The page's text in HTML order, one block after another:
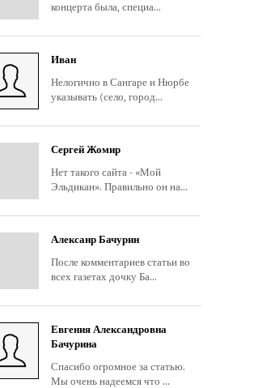
концерта была, специа...
Иван
Нелогично в Сангаре и Нюрбе
указывать (село, город...
Сергей Жомир
Нет такого сайта - «Мой
Эльдикан». Правильно он на...
Алексанр Бачурин
После комментариев статьи во
всех газетах дочку Ба...
Евгения Александровна
Бачурина
Спасибо огромное за статью.
Мы очень надеемся что ...